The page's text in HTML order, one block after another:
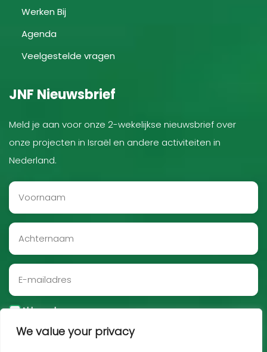
We value your privacy
Werken Bij
Agenda
Veelgestelde vragen
JNF Nieuwsbrief
Meld je aan voor onze 2-wekelijkse nieuwsbrief over
onze projecten in Israël en andere activiteiten in
Nederland.
Akkoord